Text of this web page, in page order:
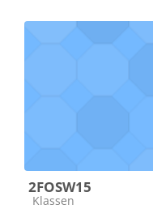
2FOSW15
Kursbereich
Klassen